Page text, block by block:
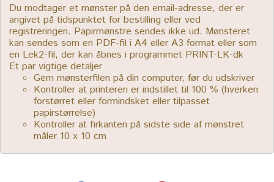
Du modtager et mønster på den email-adresse, der er
angivet på tidspunktet for bestilling eller ved
registreringen. Papirmønstre sendes ikke ud. Mønsteret
kan sendes som en PDF-fil i A4 eller A3 format eller som
en Lek2-fil, der kan åbnes i programmet PRINT-LK-dk
Et par vigtige detaljer
Gem mønsterfilen på din computer, før du udskriver
Kontroller at printeren er indstillet til 100 % (hverken
forstørret eller formindsket eller tilpasset
papirstørrelse)
Kontroller at firkanten på sidste side af mønstret
måler 10 x 10 cm